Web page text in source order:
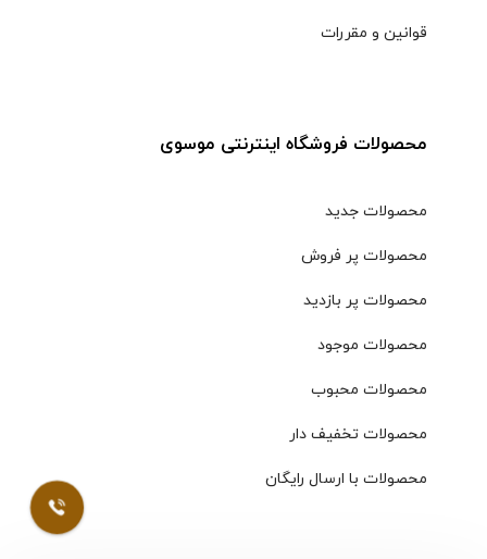
قوانین و مقررات
محصولات فروشگاه اینترنتی موسوی
محصولات جدید
محصولات پر فروش
محصولات پر بازدید
محصولات موجود
محصولات محبوب
محصولات تخفیف دار
محصولات با ارسال رایگان